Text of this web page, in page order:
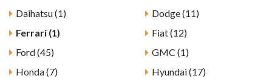
Daihatsu (1)
Dodge (11)
Ferrari (1)
Fiat (12)
Ford (45)
GMC (1)
Honda (7)
Hyundai (17)